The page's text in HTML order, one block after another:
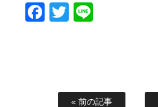
Facebook
Twitter
« 前の記事